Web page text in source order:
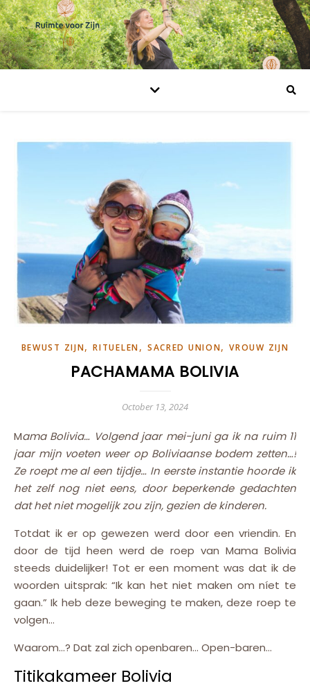
BEWUST ZIJN,RITUELEN, SACRED UNION,VROUW ZIJN
PACHAMAMA BOLIVIA
October 13, 2024
Mama Bolivia… Volgend jaar mei-juni ga ik na ruim 11
jaar mijn voeten weer op Boliviaanse bodem zetten…!
Ze roept me al een tijdje… In eerste instantie hoorde ik
het zelf nog niet eens, door beperkende gedachten
dat het niet mogelijk zou zijn, gezien de kinderen.
Totdat ik er op gewezen werd door een vriendin. En
door de tijd heen werd de roep van Mama Bolivia
steeds duidelijker! Tot er een moment was dat ik de
woorden uitsprak: “Ik kan het niet maken om níet te
gaan.” Ik heb deze beweging te maken, deze roep te
volgen…
Waarom…? Dat zal zich openbaren… Open-baren…
Titikakameer Bolivia